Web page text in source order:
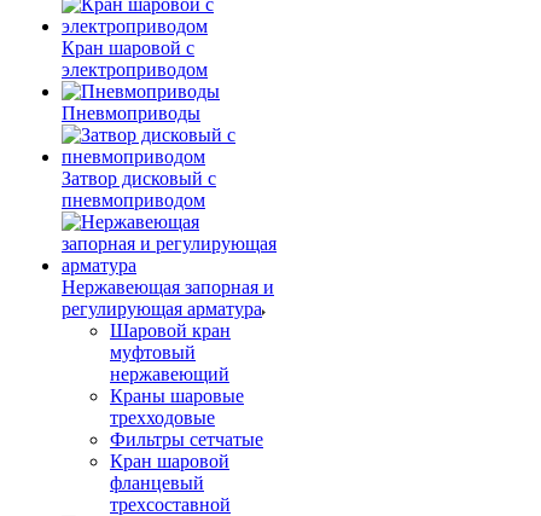
Кран шаровой с
электроприводом
Пневмоприводы
Затвор дисковый с
пневмоприводом
Нержавеющая запорная и
регулирующая арматура
Шаровой кран
муфтовый
нержавеющий
Краны шаровые
трехходовые
Фильтры сетчатые
Кран шаровой
фланцевый
трехсоставной